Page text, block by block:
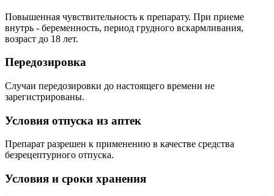
Повышенная чувствительность к препарату. При приеме
внутрь - беременность, период грудного вскармливания,
возраст до 18 лет.
Передозировка
Случаи передозировки до настоящего времени не
зарегистрированы.
Условия отпуска из аптек
Препарат разрешен к применению в качестве средства
безрецептурного отпуска.
Условия и сроки хранения